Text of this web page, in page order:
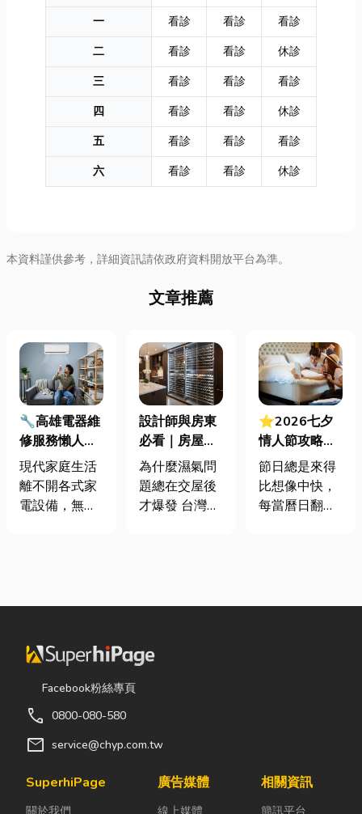
一
看診 看診
看診
二
看診 看診
休診
三
看診 看診
看診
四
看診 看診
休診
五
看診 看診
看診
六
看診 看診 休診
本資料謹供參考，詳細資訊請依政府資料開放平台為準。
文章推薦
🔧高雄電器維
修服務懶人包
｜冷氣、冰
箱、洗衣機專
業維修
現代家庭生活
離不開各式家
電設備，無論
還是每天幫助
衣機，一旦發
生故障，都可
能嚴重影響日
因此，選擇專
業的高雄電器
僅能快速排除
設計師與房東
必看｜房屋濕
氣重怎麼辦？
全屋除濕機＋
全熱交換器整
為什麼濕氣問
題總在交屋後
才爆發 台灣氣
同步規劃空氣
不到的地方持
間： 精品包、
藏最怕潮濕，
⭐2026七夕
情人節攻略！
七夕送什麼不
踩雷？限定甜
點哪裡買？台
節日總是來得
比想像中快，
每當曆日翻到
候？」、「七
著生活節奏加
Facebook粉絲專頁
call 0800-080-580
mail service@chyp.com.tw
SuperhiPage
關於我們
廣告媒體
線上媒體
相關資訊
簡訊平台